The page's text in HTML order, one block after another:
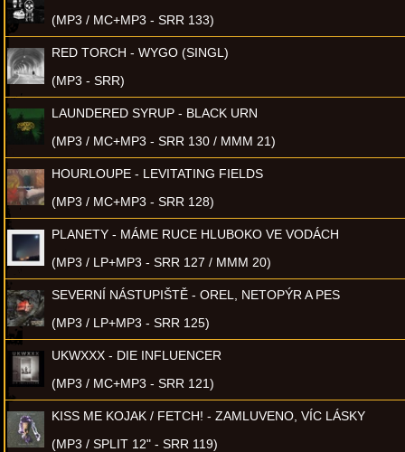
(MP3 / MC+MP3 - SRR 133)
RED TORCH - WYGO (SINGL)
(MP3 - SRR)
LAUNDERED SYRUP - BLACK URN
(MP3 / MC+MP3 - SRR 130 / MMM 21)
HOURLOUPE - LEVITATING FIELDS
(MP3 / MC+MP3 - SRR 128)
PLANETY - MÁME RUCE HLUBOKO VE VODÁCH
(MP3 / LP+MP3 - SRR 127 / MMM 20)
SEVERNÍ NÁSTUPIŠTĚ - OREL, NETOPÝR A PES
(MP3 / LP+MP3 - SRR 125)
UKWXXX - DIE INFLUENCER
(MP3 / MC+MP3 - SRR 121)
KISS ME KOJAK / FETCH! - ZAMLUVENO, VÍC LÁSKY
(MP3 / SPLIT 12" - SRR 119)